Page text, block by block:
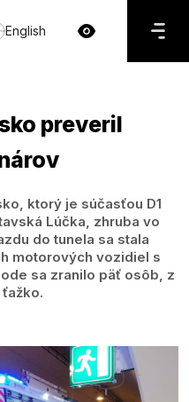
English
preveril
ktorý je súčasťou D1
Lúčka, zhruba vo
do tunela sa stala
motorových vozidiel s
sa zranilo päť osôb, z